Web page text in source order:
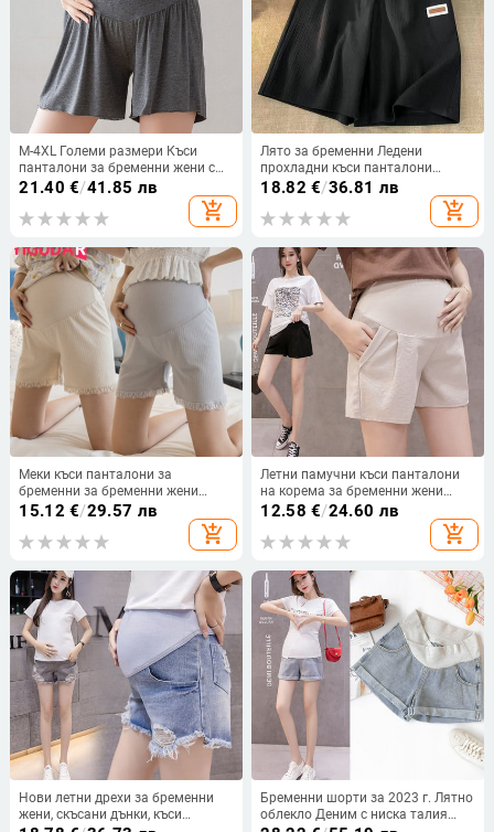
M-4XL Големи размери Къси
панталони за бременни жени с
широки крачоли Къси панталони
за бременни Едноцветни ботуши
за бременни
21.40 €/41.85 лв
add_shopping_cart
Лято за бременни Ледени
прохладни къси панталони
Широки широки прави дрехи за
бременни жени Еластична талия
Коремни шорти за бременност
18.82 €/36.81 лв
add_shopping_cart
Меки къси панталони за
бременни за бременни жени
Летни регулируеми талия Плътни
еластични секси мини капри
Къси клинове за бременни
15.12 €/29.57 лв
add_shopping_cart
Летни памучни къси панталони
на корема за бременни жени
Къси панталони за бременни
жени Регулируеми коремни дрехи
Корейски стил
12.58 €/24.60 лв
add_shopping_cart
Нови летни дрехи за бременни
жени, скъсани дънки, къси
Бременни шорти за 2023 г. Лятно
облекло Деним с ниска талия